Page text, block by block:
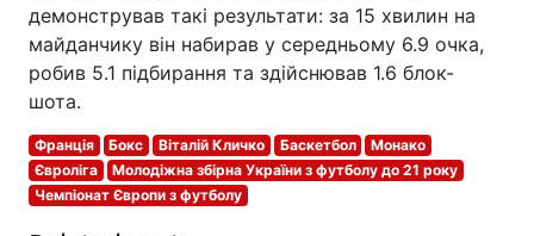
демонстрував такі результати: за 15 хвилин на
майданчику він набирав у середньому 6.9 очка,
робив 5.1 підбирання та здійснював 1.6 блок-
шота.
Франція Бокс Віталій Кличко Баскетбол
Монако
Євроліга
Молодіжна збірна України з футболу до 21 року
Чемпіонат Європи з футболу